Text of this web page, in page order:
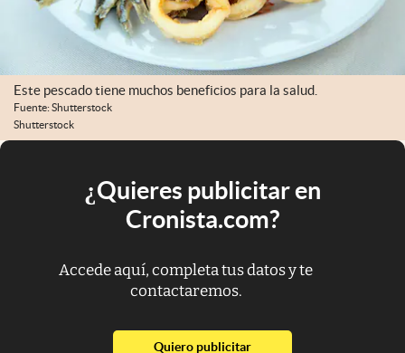
Este pescado tiene muchos beneficios para la salud.
Fuente: Shutterstock
Shutterstock
¿Quieres publicitar en
Cronista.com?
Accede aquí, completa tus datos y te
contactaremos.
Quiero publicitarabre en nueva pestaña